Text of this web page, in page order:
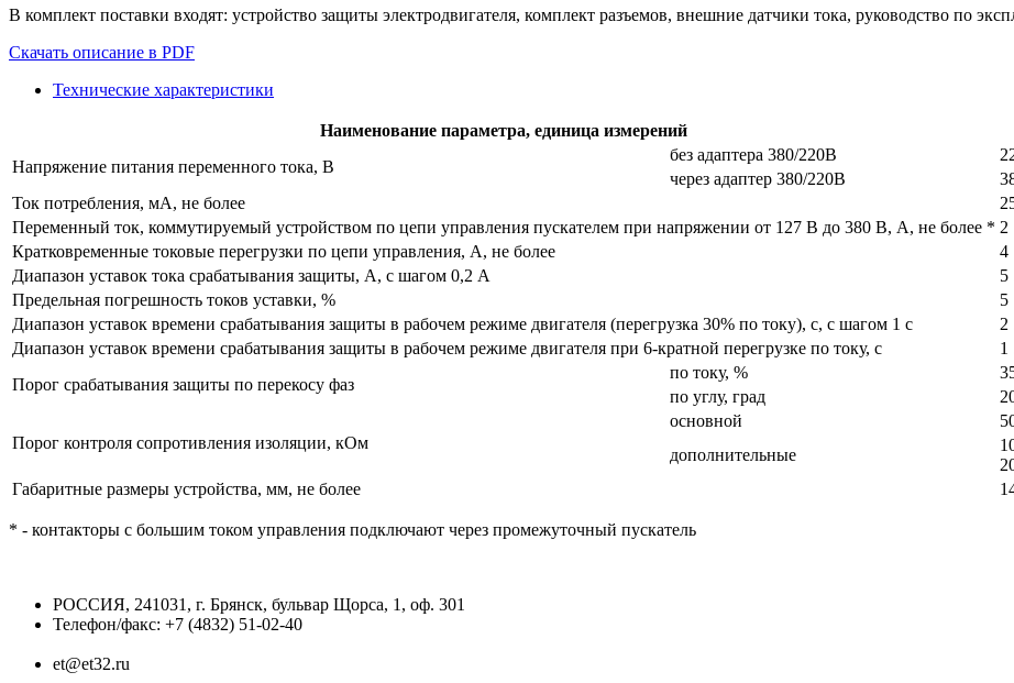
В комплект поставки входят: устройство защиты электродвигателя, комплект разъемов, внешние датчики тока, руководство по
Скачать описание в PDF
Технические характеристики
Наименование параметра, единица измерений
Напряжение питания переменного тока, В
без адаптера 380/220В
через адаптер 380/220В
Ток потребления, мА, не более
Переменный ток, коммутируемый устройством по цепи управления пускателем при напряжении от 127 В до 380 В, А, не более * 2
Кратковременные токовые перегрузки по цепи управления, А, не более
4
Диапазон уставок тока срабатывания защиты, А, с шагом 0,2 А
5
Предельная погрешность токов уставки, %
5
Диапазон уставок времени срабатывания защиты в рабочем режиме двигателя (перегрузка 30% по току), с, с шагом 1 с
Диапазон уставок времени срабатывания защиты в рабочем режиме двигателя при 6-кратной перегрузке по току, с
Порог срабатывания защиты по перекосу фаз
по току, %
по углу, град
Порог контроля сопротивления изоляции, кОм
основной
дополнительные
Габаритные размеры устройства, мм, не более
* - контакторы с большим током управления подключают через промежуточный пускатель
РОССИЯ, 241031, г. Брянск, бульвар Щорса, 1, оф. 301
Телефон/факс: +7 (4832) 51-02-40
et@et32.ru